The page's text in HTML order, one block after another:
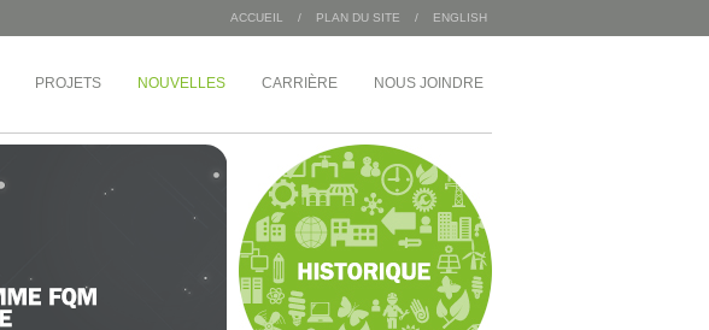
ACCUEIL / PLAN DU SITE / ENGLISH
PROJETS NOUVELLES CARRIÈRE NOUS JOINDRE
Société de développement Angus
Busac
INDUSTRIEL
MDA Corporation
Entrepôts Sac 2000
Wajax
Congébec
Bœuf Mérite
Bonduelle